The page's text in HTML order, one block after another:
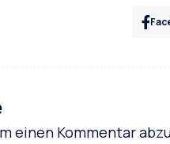
einen Kommentar